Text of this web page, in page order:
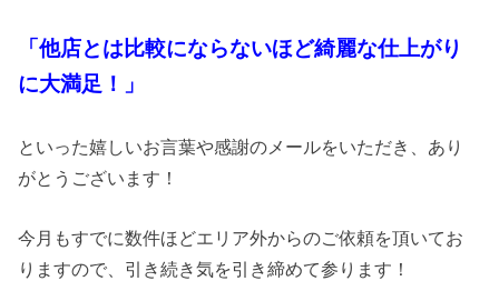
「他店とは比較にならないほど綺麗な仕上がり
に大満足！」
といった嬉しいお言葉や感謝のメールをいただき、あり
がとうございます！
今月もすでに数件ほどエリア外からのご依頼を頂いてお
りますので、引き続き気を引き締めて参ります！